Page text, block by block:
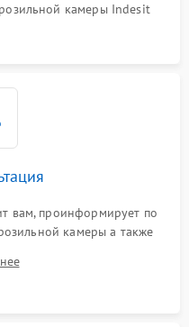
камеры Indesit
вам, проинформирует по
камеры а также